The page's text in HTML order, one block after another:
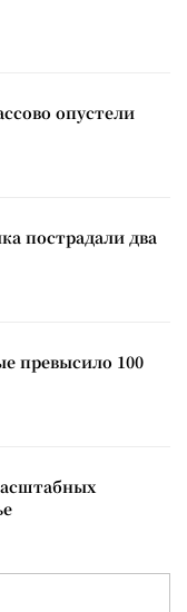
опустели
пострадали два
превысило 100